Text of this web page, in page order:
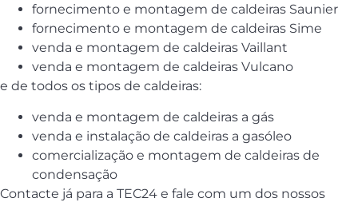
fornecimento e montagem de caldeiras Saunier
fornecimento e montagem de caldeiras Sime
venda e montagem de caldeiras Vaillant
venda e montagem de caldeiras Vulcano
e de todos os tipos de caldeiras:
venda e montagem de caldeiras a gás
venda e instalação de caldeiras a gasóleo
comercialização e montagem de caldeiras de
condensação
Contacte já para a TEC24 e fale com um dos nossos